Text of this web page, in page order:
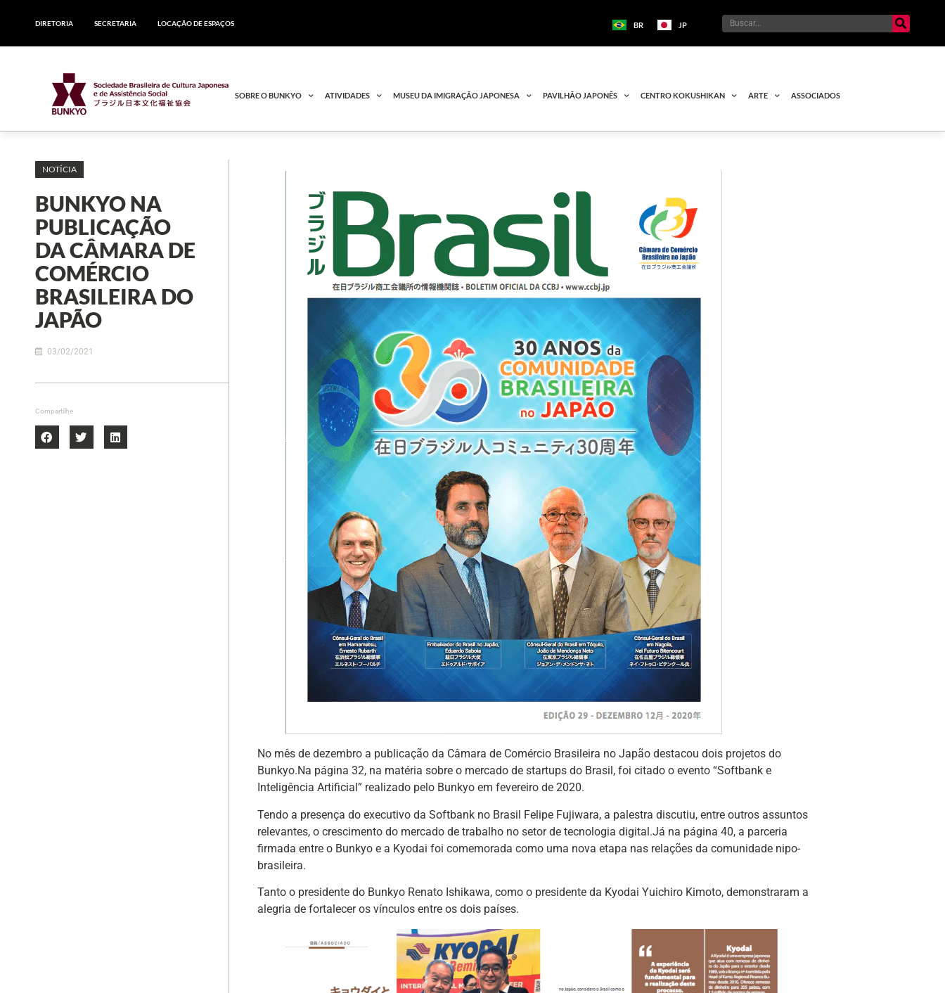
DIRETORIA SECRETARIA LOCAÇÃO DE ESPAÇOS BR JP
SOBRE O BUNKYO ATIVIDADES MUSEU DA IMIGRAÇÃO JAPONESA PAVILHÃO JAPONÊS CENTRO KOKUSHIKAN ARTE ASSOCIADOS
NOTÍCIA
BUNKYO NA
PUBLICAÇÃO
DA CÂMARA DE
COMÉRCIO
BRASILEIRA DO
JAPÃO
03/02/2021
Compartilhe
No mês de dezembro a publicação da Câmara de Comércio Brasileira no Japão destacou dois projetos do
Bunkyo.Na página 32, na matéria sobre o mercado de startups do Brasil, foi citado o evento “Softbank e
Inteligência Artificial” realizado pelo Bunkyo em fevereiro de 2020.
Tendo a presença do executivo da Softbank no Brasil Felipe Fujiwara, a palestra discutiu, entre outros assuntos
relevantes, o crescimento do mercado de trabalho no setor de tecnologia digital.Já na página 40, a parceria
firmada entre o Bunkyo e a Kyodai foi comemorada como uma nova etapa nas relações da comunidade nipo-
brasileira.
Tanto o presidente do Bunkyo Renato Ishikawa, como o presidente da Kyodai Yuichiro Kimoto, demonstraram a
alegria de fortalecer os vínculos entre os dois países.